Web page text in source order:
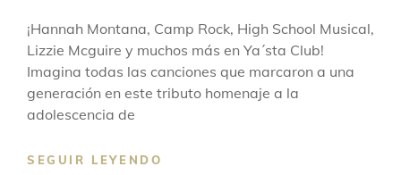
¡Hannah Montana, Camp Rock, High School Musical,
Lizzie Mcguire y muchos más en Ya´sta Club!
Imagina todas las canciones que marcaron a una
generación en este tributo homenaje a la
adolescencia de
SEGUIR LEYENDO